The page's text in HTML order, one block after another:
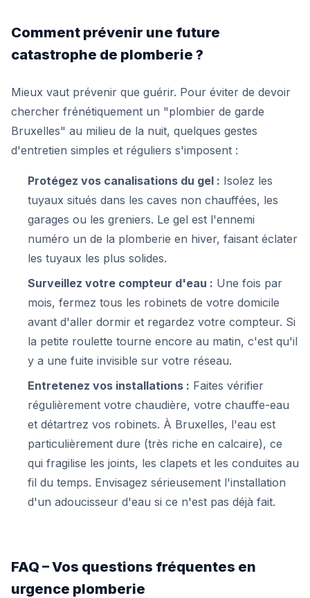
Comment prévenir une future
catastrophe de plomberie ?
Mieux vaut prévenir que guérir. Pour éviter de devoir
chercher frénétiquement un "plombier de garde
Bruxelles" au milieu de la nuit, quelques gestes
d'entretien simples et réguliers s'imposent :
Protégez vos canalisations du gel : Isolez les
tuyaux situés dans les caves non chauffées, les
garages ou les greniers. Le gel est l'ennemi
numéro un de la plomberie en hiver, faisant éclater
les tuyaux les plus solides.
Surveillez votre compteur d'eau : Une fois par
mois, fermez tous les robinets de votre domicile
avant d'aller dormir et regardez votre compteur. Si
la petite roulette tourne encore au matin, c'est qu'il
y a une fuite invisible sur votre réseau.
Entretenez vos installations : Faites vérifier
régulièrement votre chaudière, votre chauffe-eau
et détartrez vos robinets. À Bruxelles, l'eau est
particulièrement dure (très riche en calcaire), ce
qui fragilise les joints, les clapets et les conduites au
fil du temps. Envisagez sérieusement l'installation
d'un adoucisseur d'eau si ce n'est pas déjà fait.
FAQ – Vos questions fréquentes en
urgence plomberie